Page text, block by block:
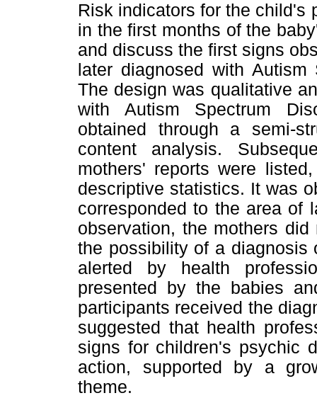
Risk indicators for the child's
in the first months of the
and discuss the first signs
later diagnosed with
The design was qualitative
with Autism Spectrum
obtained through a semi-
content analysis.
mothers' reports were
descriptive statistics. It was
corresponded to the area of
observation, the mothers
the possibility of a diagnosis
alerted by health
presented by the babies
participants received the
suggested that health
signs for children's psychic
action, supported by a
theme.